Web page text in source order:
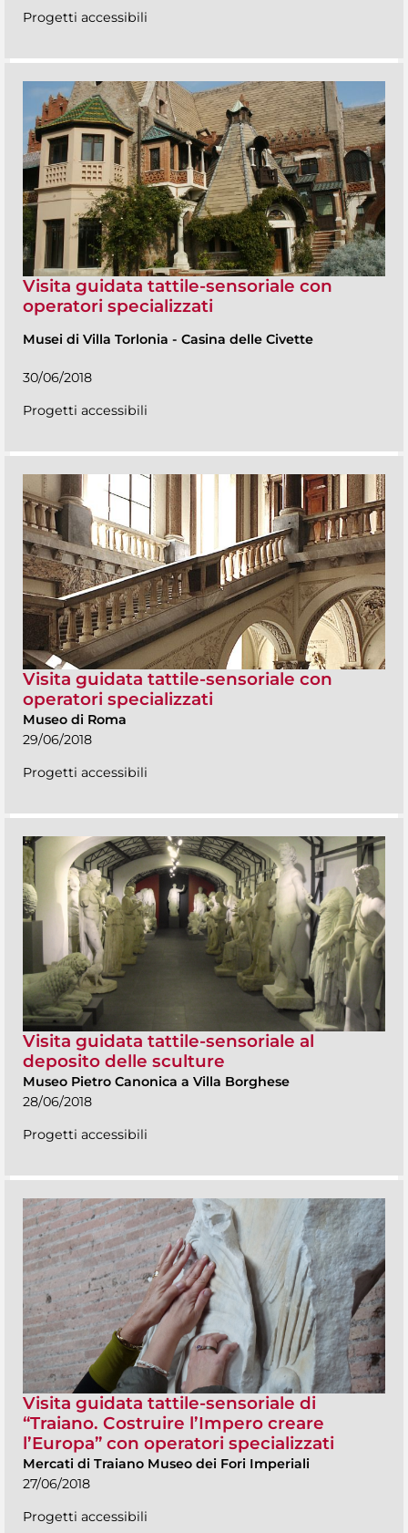
Progetti accessibili
Visita guidata tattile-sensoriale con
operatori specializzati
Musei di Villa Torlonia - Casina delle Civette
30/06/2018
Progetti accessibili
Visita guidata tattile-sensoriale con
operatori specializzati
Museo di Roma
29/06/2018
Progetti accessibili
Visita guidata tattile-sensoriale al
deposito delle sculture
Museo Pietro Canonica a Villa Borghese
28/06/2018
Progetti accessibili
Visita guidata tattile-sensoriale di
“Traiano. Costruire l’Impero creare
l’Europa” con operatori specializzati
Mercati di Traiano Museo dei Fori Imperiali
27/06/2018
Progetti accessibili